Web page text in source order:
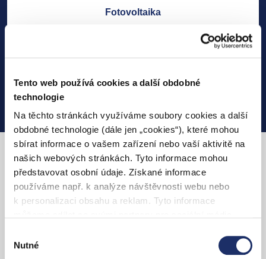
Tento web používá cookies a další obdobné
technologie
Na těchto stránkách využíváme soubory cookies a další
obdobné technologie (dále jen „cookies“), které mohou
sbírat informace o vašem zařízení nebo vaší aktivitě na
našich webových stránkách. Tyto informace mohou
představovat osobní údaje. Získané informace
používáme např. k analýze návštěvnosti webu nebo
k personalizaci obsahu a reklam. Tyto informace
s dalšími informacemi, které jste jim poskytli nebo které
souhlasu
Nutné
Fotovoltaika
S PRE dobijete svůj elektromobil
kdekoliv